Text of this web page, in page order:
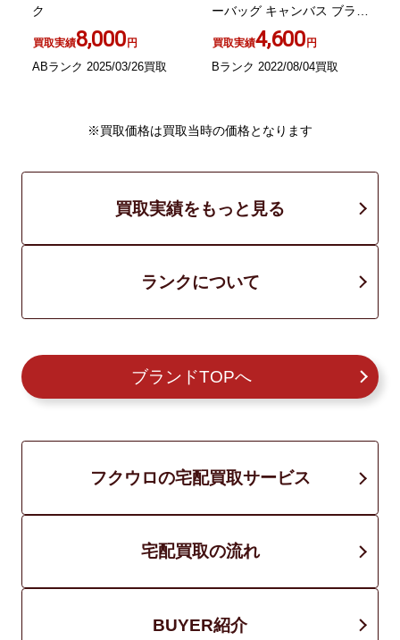
ク
買取実績8,000円
ABランク 2025/03/26買取
ーバッグ キャンバス ブラッ
買取実績4,600円
Bランク 2022/08/04買取
※買取価格は買取当時の価格となります
買取実績をもっと見る
ランクについて
ブランドTOPへ
フクウロの宅配買取サービス
宅配買取の流れ
BUYER紹介